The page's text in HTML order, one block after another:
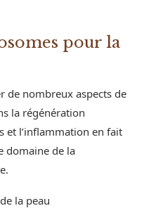
pour la
de nombreux aspects de
la régénération
et l’inflammation en fait
domaine de la
la peau